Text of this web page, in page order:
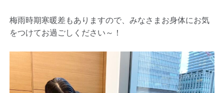
梅雨時期寒暖差もありますので、みなさまお身体にお気
をつけてお過ごしください～！